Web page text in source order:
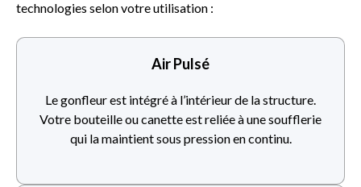
technologies selon votre utilisation :
Air Pulsé
Le gonfleur est intégré à l’intérieur de la structure.
Votre bouteille ou canetteest reliée à une soufflerie
qui la maintient sous pression en continu.